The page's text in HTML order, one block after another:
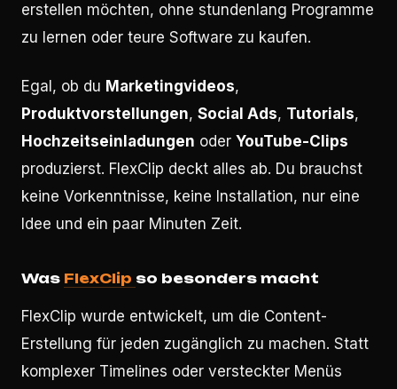
erstellen möchten, ohne stundenlang Programme
zu lernen oder teure Software zu kaufen.
Egal, ob du Marketingvideos,
Produktvorstellungen, Social Ads, Tutorials,
Hochzeitseinladungen oder YouTube-Clips
produzierst. FlexClip deckt alles ab. Du brauchst
keine Vorkenntnisse, keine Installation, nur eine
Idee und ein paar Minuten Zeit.
Was FlexClip so besonders macht
FlexClip wurde entwickelt, um die Content-
Erstellung für jeden zugänglich zu machen. Statt
komplexer Timelines oder versteckter Menüs